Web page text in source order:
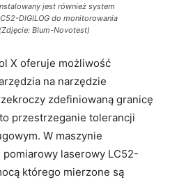
jest również system
DIGILOG do monitorowania
Blum-Novotest)
X oferuje możliwość
na narzędzie
zdefiniowaną granicę
przestrzeganie tolerancji
W maszynie
laserowy LC52-
którego mierzone są